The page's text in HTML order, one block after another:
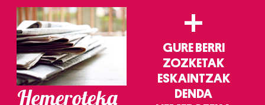
Hemeroteka
+
GURE BERRI
ZOZKETAK
ESKAINTZAK
DENDA